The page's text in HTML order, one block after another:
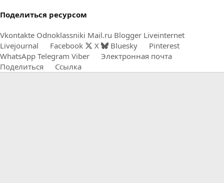
Поделиться ресурсом
Vkontakte Odnoklassniki Mail.ru Blogger Liveinternet
Livejournal
Facebook X Bluesky
Pinterest
WhatsApp Telegram Viber
Электронная почта
Поделиться
Ссылка